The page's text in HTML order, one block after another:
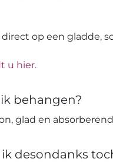
op een gladde,
u hier.
behangen?
glad en
desondanks